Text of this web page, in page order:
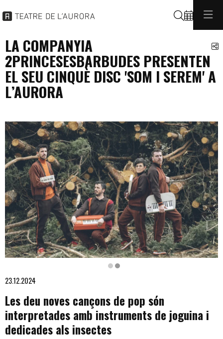
Cerca
LA COMPANYIA
2PRINCESESBARBUDES PRESENTEN
EL SEU CINQUÈ DISC 'SOM I SEREM' A
L’AURORA
Diapositiva 2 de 2: Som i serem | © Jordi Vila · Els quatre integrants
23.12.2024
Les deu noves cançons de pop són
interpretades amb instruments de joguina i
dedicades als insectes